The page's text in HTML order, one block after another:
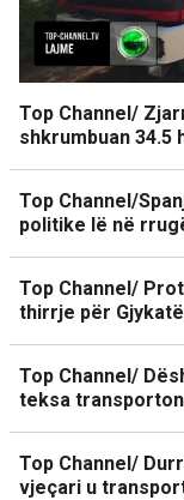
Top Channel/
shkrumbuan 34.5
Top Channel/
politike lë në
Top Channel/
thirrje për
Top Channel/
teksa
Top Channel/
vjeçari u